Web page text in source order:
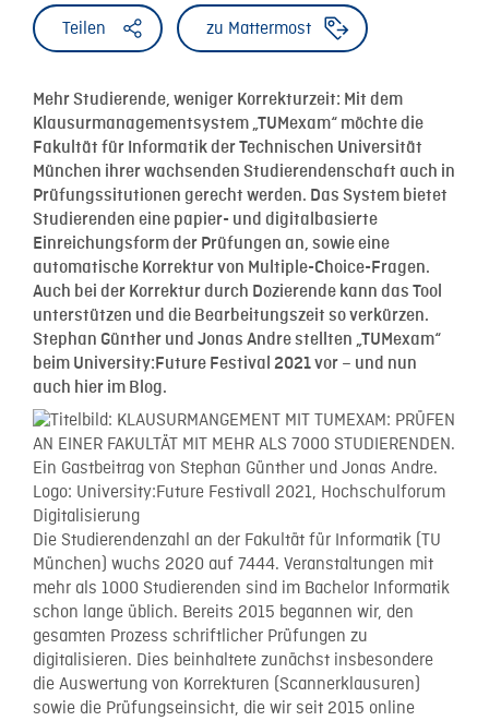
Teilen zu Mattermost
Mehr Studierende, weniger Korrekturzeit: Mit dem
Klausurmanagementsystem „TUMexam“ möchte die
Fakultät für Informatik der Technischen Universität
München ihrer wachsenden Studierendenschaft auch in
Prüfungssitutionen gerecht werden. Das System bietet
Studierenden eine papier- und digitalbasierte
Einreichungsform der Prüfungen an, sowie eine
automatische Korrektur von Multiple-Choice-Fragen.
Auch bei der Korrektur durch Dozierende kann das Tool
unterstützen und die Bearbeitungszeit so verkürzen.
Stephan Günther und Jonas Andre stellten „TUMexam“
beim University:Future Festival 2021 vor – und nun
auch hier im Blog.
Die Studierendenzahl an der Fakultät für Informatik (TU
München) wuchs 2020 auf 7444. Veranstaltungen mit
mehr als 1000 Studierenden sind im Bachelor Informatik
schon lange üblich. Bereits 2015 begannen wir, den
gesamten Prozess schriftlicher Prüfungen zu
digitalisieren. Dies beinhaltete zunächst insbesondere
die Auswertung von Korrekturen (Scannerklausuren)
sowie die Prüfungseinsicht, die wir seit 2015 online